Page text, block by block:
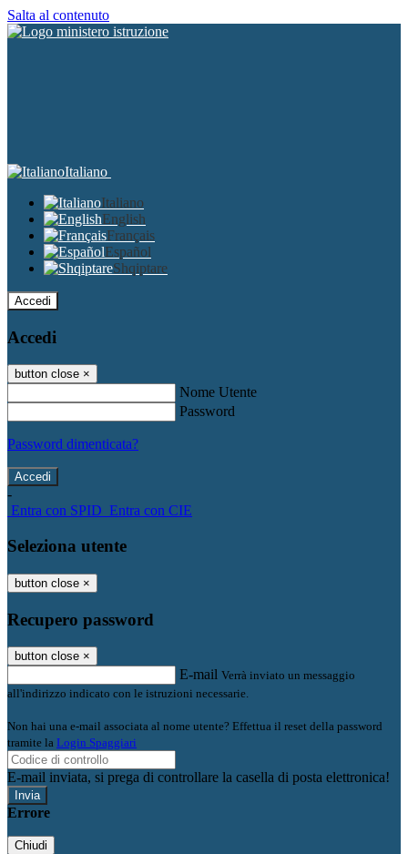
Salta al contenuto
Italiano
Italiano
English
Français
Español
Shqiptare
Accedi
Accedi
button close ×
Nome Utente
Password
Password dimenticata?
-
Entra con SPID Entra con CIE
Seleziona utente
button close ×
Recupero password
button close ×
E-mail Verrà inviato un messaggio
all'indirizzo indicato con le istruzioni necessarie.
Non hai una e-mail associata al nome utente? Effettua il reset della password
tramite la Login Spaggiari
E-mail inviata, si prega di controllare la casella di posta elettronica!
Errore
Chiudi